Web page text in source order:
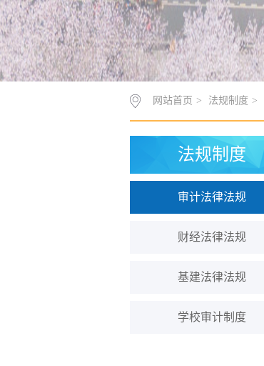
网站首页 > 法规制度 >
法规制度
审计法律法规
财经法律法规
基建法律法规
学校审计制度